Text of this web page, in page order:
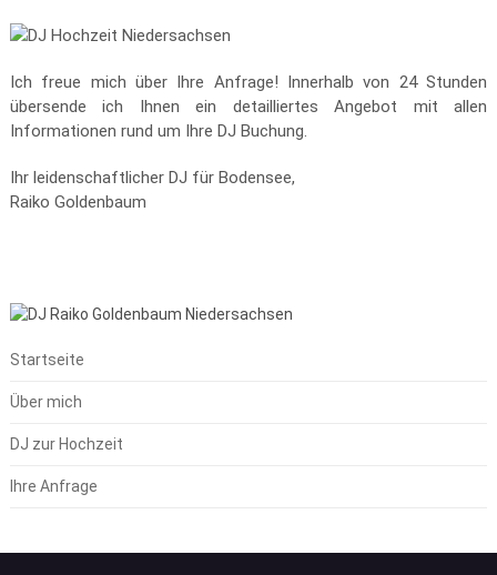
Ich freue mich über Ihre Anfrage! Innerhalb von 24 Stunden
übersende ich Ihnen ein detailliertes Angebot mit allen
Informationen rund um Ihre DJ Buchung.
Ihr leidenschaftlicher DJ für Bodensee,
Raiko Goldenbaum
Startseite
Über mich
DJ zur Hochzeit
Ihre Anfrage